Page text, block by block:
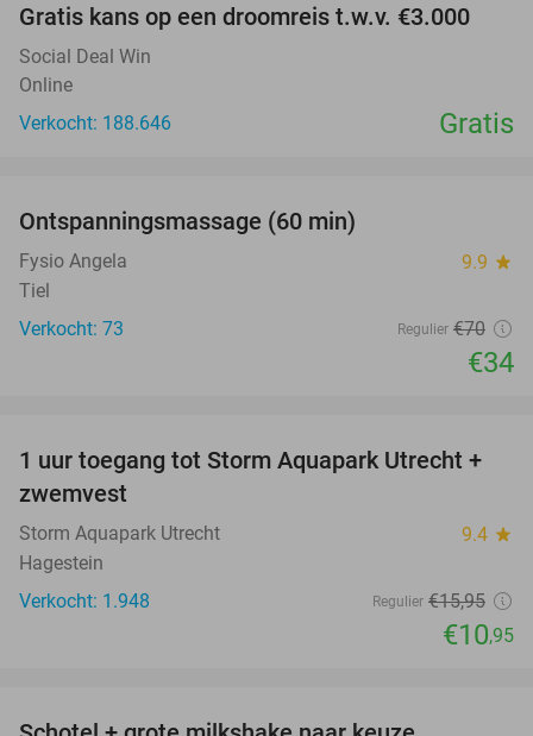
Gratis kans op een droomreis t.w.v. €3.000
Social Deal Win
Online
Verkocht: 188.646
Gratis
Ontspanningsmassage (60 min)
Fysio Angela 9.9 star
Tiel
Verkocht: 73
Regulier €70
€34
31%
1 uur toegang tot Storm Aquapark Utrecht +
zwemvest
Storm Aquapark Utrecht 9.4 star
Hagestein
Verkocht: 1.948
Regulier €15,95
€10,95